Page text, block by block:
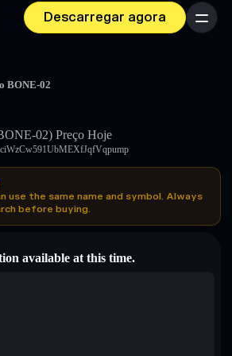
Descarregar agora Menu
BONE-02
02) Preço Hoje
use the same name and symbol. Always
before buying.
available at this time.